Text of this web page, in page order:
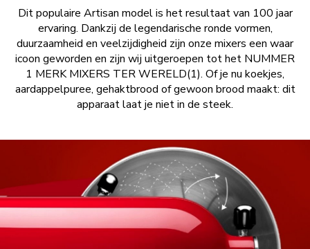
Dit populaire Artisan model is het resultaat van 100 jaar
ervaring. Dankzij de legendarische ronde vormen,
duurzaamheid en veelzijdigheid zijn onze mixers een waar
icoon geworden en zijn wij uitgeroepen tot het NUMMER
1 MERK MIXERS TER WERELD(1). Of je nu koekjes,
aardappelpuree, gehaktbrood of gewoon brood maakt: dit
apparaat laat je niet in de steek.